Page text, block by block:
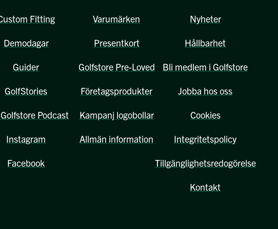
Fitting
Demodagar
Guider
GolfStories
Podcast
Instagram
Facebook
Varumärken
Presentkort
Golfstore Pre-Loved
Företagsprodukter
Kampanj logobollar
Allmän information
Nyheter
Hållbarhet
Bli medlem i Golfstore
Jobba hos oss
Cookies
Integritetspolicy
Tillgänglighetsredogörelse
Kontakt